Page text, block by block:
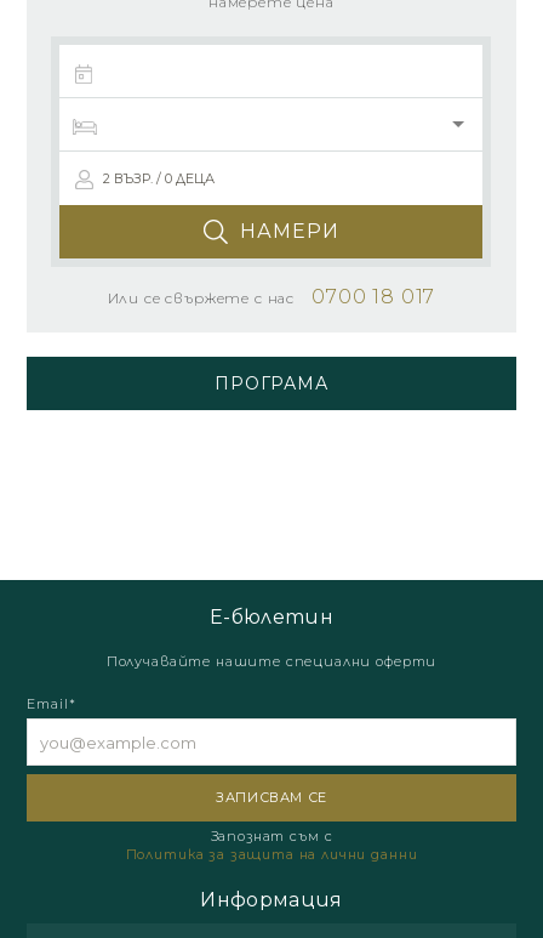
2 ВЪЗР. / 0 ДЕЦА
НАМЕРИ
Или се свържете с нас 0700 18 017
ПРОГРАМА
Е-бюлетин
Получавайте нашите специални оферти
Email*
Запознат съм с
Политика за защита на лични данни
Информация